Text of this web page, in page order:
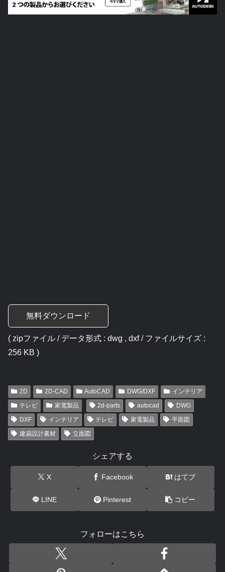
無料ダウンロード
( zipファイル / データ形式 : dwg , dxf / ファイルサイズ :
256 KB )
2D 2D-CAD AutoCAD DWG/DXF
インテリア
テレビ
家電製品 2d-parts autocad
DWG
DXF
インテリア テレビ 家電製品
平面図
建築設計素材
立面図
シェアする
X Facebook はてブ
LINE Pinterest コピー
フォローはこちら